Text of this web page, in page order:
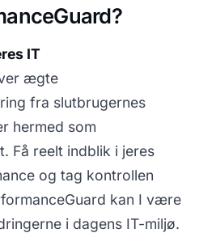
IT
ægte
fra slutbrugernes
hermed som
Få reelt indblik i jeres
og tag kontrollen
kan I være
i dagens IT-miljø.